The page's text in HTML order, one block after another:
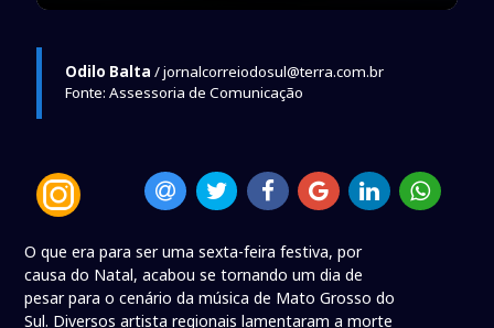
Odilo Balta / jornalcorreiodosul@terra.com.br
Fonte: Assessoria de Comunicação
O que era para ser uma sexta-feira festiva, por
causa do Natal, acabou se tornando um dia de
pesar para o cenário da música de Mato Grosso do
Sul. Diversos artista regionais lamentaram a morte